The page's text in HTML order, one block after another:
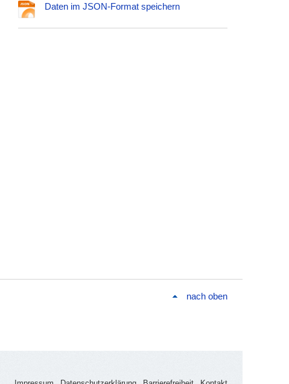
Daten im JSON-Format speichern
nach oben